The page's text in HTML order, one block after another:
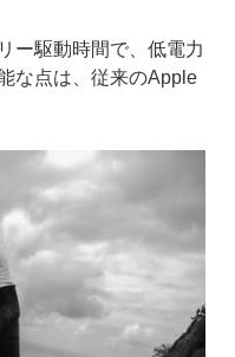
ー駆動時間で、低電力
な点は、従来のApple